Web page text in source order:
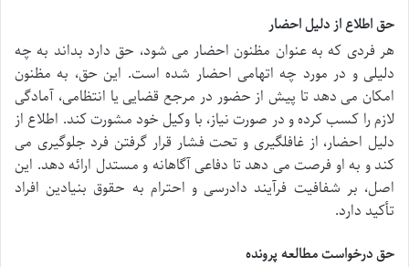
حق اطلاع از دلیل احضار
هر فردی که به عنوان مظنون احضار می شود، حق دارد بداند به چه
دلیلی و در مورد چه اتهامی احضار شده است. این حق، به مظنون
امکان می دهد تا پیش از حضور در مرجع قضایی یا انتظامی، آمادگی
لازم را کسب کرده و در صورت نیاز، با وکیل خود مشورت کند. اطلاع از
دلیل احضار، از غافلگیری و تحت فشار قرار گرفتن فرد جلوگیری می
کند و به او فرصت می دهد تا دفاعی آگاهانه و مستدل ارائه دهد. این
اصل، بر شفافیت فرآیند دادرسی و احترام به حقوق بنیادین افراد
تأکید دارد.
حق درخواست مطالعه پرونده